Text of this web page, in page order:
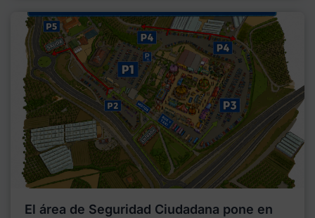
El área de Seguridad Ciudadana pone en